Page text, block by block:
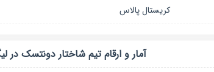
کریستال پالاس
آمار و ارقام تیمشاختار دونتسک در